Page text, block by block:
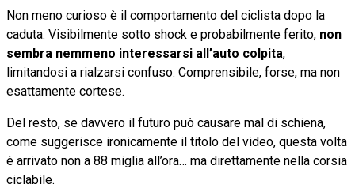
Non meno curioso è il comportamento del ciclista dopo la
caduta. Visibilmente sotto shock e probabilmente ferito, non
sembra nemmeno interessarsi all’auto colpita,
limitandosi a rialzarsi confuso. Comprensibile, forse, ma non
esattamente cortese.
Del resto, se davvero il futuro può causare mal di schiena,
come suggerisce ironicamente il titolo del video, questa volta
è arrivato non a 88 miglia all’ora… ma direttamente nella corsia
ciclabile.